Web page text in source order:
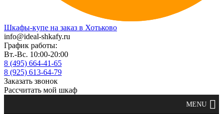
Шкафы-купе на заказ в Хотьково
info@ideal-shkafy.ru
График работы:
Вт.-Вс. 10:00-20:00
8 (495) 664-41-65
8 (925) 613-64-79
Заказать звонок
Рассчитать мой шкаф